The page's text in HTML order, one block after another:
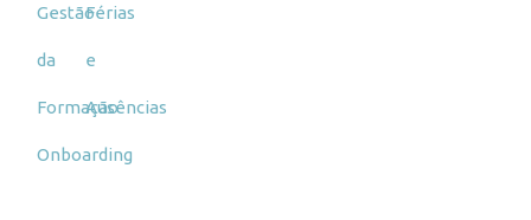
Gestão
da
Formação
Onboarding
Férias
e
Ausências